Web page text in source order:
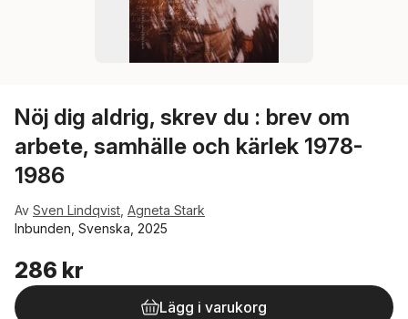
Nöj dig aldrig, skrev du : brev om
arbete, samhälle och kärlek 1978-
1986
Av Sven Lindqvist Agneta Stark
Inbunden, Svenska, 2025
286 kr
Lägg i varukorg